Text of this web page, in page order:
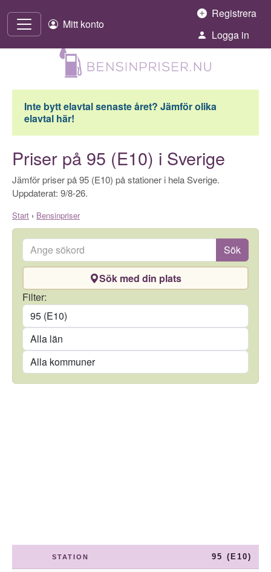
Mitt konto
Registrera
Logga in
Inte bytt elavtal senaste året? Jämför olika
elavtal här!
Priser på 95 (E10) i Sverige
Jämför priser på 95 (E10) på stationer i hela Sverige.
Uppdaterat: 9/8-26.
Start › Bensinpriser
Ange sökord Sök
Sök med din plats
Filter:
Län
Kommun
STATION 95 (E10)